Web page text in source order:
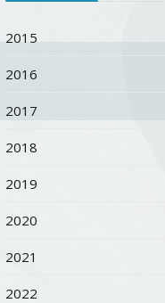
2015
2016
2017
2018
2019
2020
2021
2022